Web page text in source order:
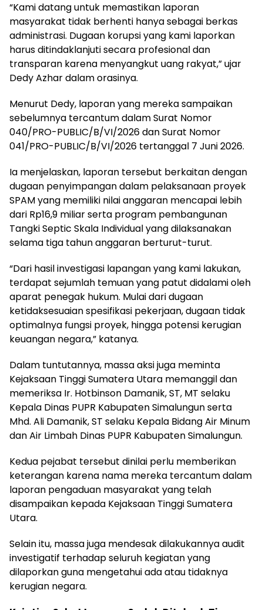
“Kami datang untuk memastikan laporan
masyarakat tidak berhenti hanya sebagai berkas
administrasi. Dugaan korupsi yang kami laporkan
harus ditindaklanjuti secara profesional dan
transparan karena menyangkut uang rakyat,” ujar
Dedy Azhar dalam orasinya.
Menurut Dedy, laporan yang mereka sampaikan
sebelumnya tercantum dalam Surat Nomor
040/PRO-PUBLIC/B/VI/2026 dan Surat Nomor
041/PRO-PUBLIC/B/VI/2026 tertanggal 7 Juni 2026.
Ia menjelaskan, laporan tersebut berkaitan dengan
dugaan penyimpangan dalam pelaksanaan proyek
SPAM yang memiliki nilai anggaran mencapai lebih
dari Rp16,9 miliar serta program pembangunan
Tangki Septic Skala Individual yang dilaksanakan
selama tiga tahun anggaran berturut-turut.
“Dari hasil investigasi lapangan yang kami lakukan,
terdapat sejumlah temuan yang patut didalami oleh
aparat penegak hukum. Mulai dari dugaan
ketidaksesuaian spesifikasi pekerjaan, dugaan tidak
optimalnya fungsi proyek, hingga potensi kerugian
keuangan negara,” katanya.
Dalam tuntutannya, massa aksi juga meminta
Kejaksaan Tinggi Sumatera Utara memanggil dan
memeriksa Ir. Hotbinson Damanik, ST, MT selaku
Kepala Dinas PUPR Kabupaten Simalungun serta
Mhd. Ali Damanik, ST selaku Kepala Bidang Air Minum
dan Air Limbah Dinas PUPR Kabupaten Simalungun.
Kedua pejabat tersebut dinilai perlu memberikan
keterangan karena nama mereka tercantum dalam
laporan pengaduan masyarakat yang telah
disampaikan kepada Kejaksaan Tinggi Sumatera
Utara.
Selain itu, massa juga mendesak dilakukannya audit
investigatif terhadap seluruh kegiatan yang
dilaporkan guna mengetahui ada atau tidaknya
kerugian negara.